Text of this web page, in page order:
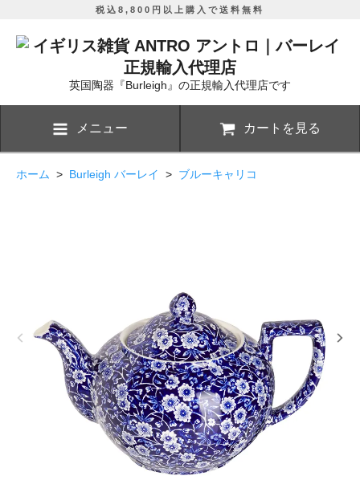
税込8,800円以上購入で送料無料
英国陶器『Burleigh』の正規輸入代理店です
メニュー カートを見る
ホーム > Burleigh バーレイ > ブルーキャリコ